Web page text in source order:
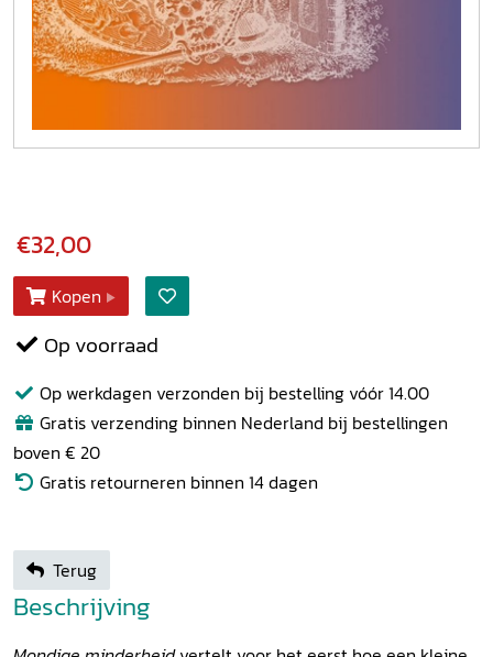
€32,00
Kopen
Op voorraad
Op werkdagen verzonden bij bestelling vóór 14.00
Gratis verzending binnen Nederland bij bestellingen
boven € 20
Gratis retourneren binnen 14 dagen
Terug
Beschrijving